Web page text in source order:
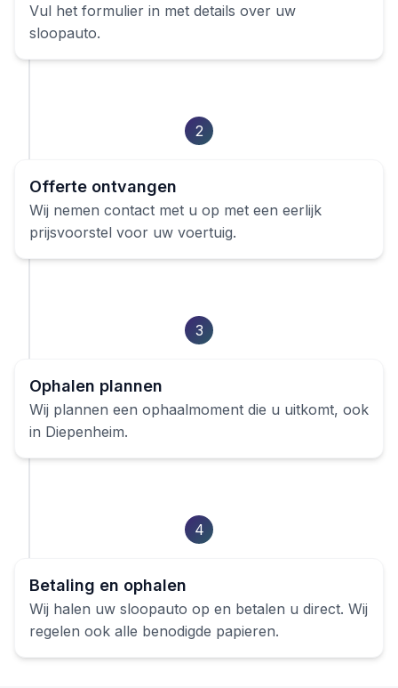
Vul het formulier in met details over uw
sloopauto.
2
Offerte ontvangen
Wij nemen contact met u op met een eerlijk
prijsvoorstel voor uw voertuig.
3
Ophalen plannen
Wij plannen een ophaalmoment die u uitkomt, ook
in Diepenheim.
4
Betaling en ophalen
Wij halen uw sloopauto op en betalen u direct. Wij
regelen ook alle benodigde papieren.